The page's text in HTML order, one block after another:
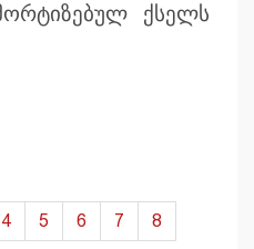
ქსელს
4 5 6 7 8